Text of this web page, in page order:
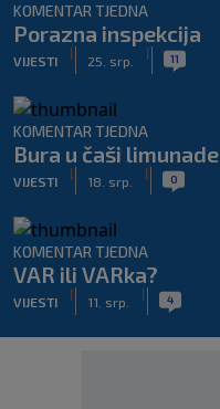
KOMENTAR TJEDNA
Porazna inspekcija
VIJESTI
|
25. srp.
| 11
KOMENTAR TJEDNA
Bura u čaši limunade
VIJESTI
|
18. srp.
| 0
KOMENTAR TJEDNA
VAR ili VARka?
VIJESTI
|
11. srp.
| 4